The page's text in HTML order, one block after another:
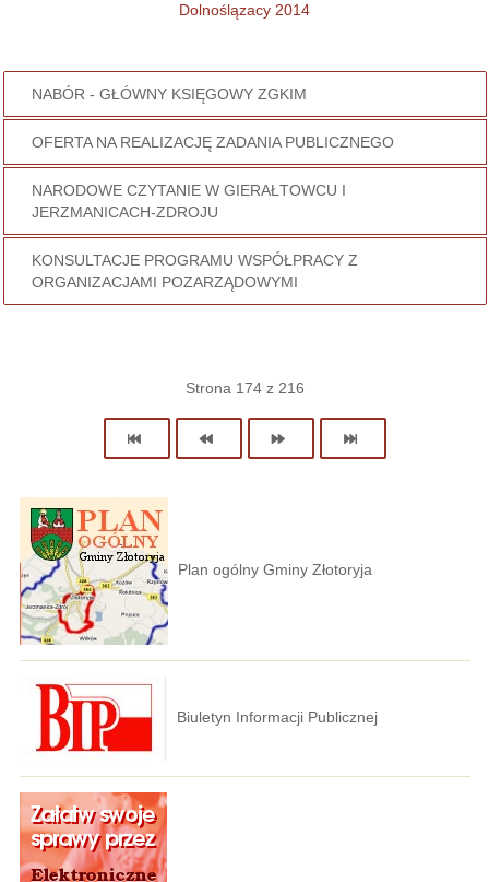
Dolnoślązacy 2014
NABÓR - GŁÓWNY KSIĘGOWY ZGKIM
OFERTA NA REALIZACJĘ ZADANIA PUBLICZNEGO
NARODOWE CZYTANIE W GIERAŁTOWCU I
JERZMANICACH-ZDROJU
KONSULTACJE PROGRAMU WSPÓŁPRACY Z
ORGANIZACJAMI POZARZĄDOWYMI
Strona 174 z 216
Plan ogólny Gminy Złotoryja
Biuletyn Informacji Publicznej